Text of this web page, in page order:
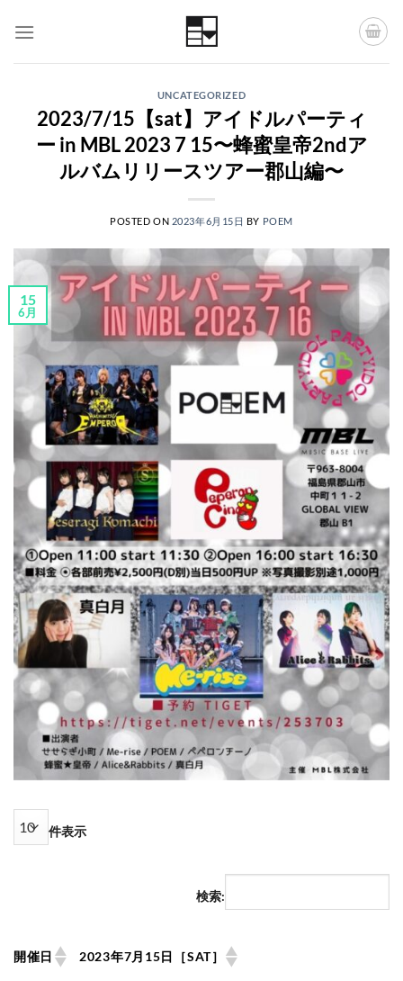
UNCATEGORIZED
2023/7/15【sat】アイドルパーティ
ー in MBL 2023 7 15〜蜂蜜皇帝2ndア
ルバムリリースツアー郡山編〜
POSTED ON 2023年6月15日 BY POEM
15
6月
件表示
検索:
開催日 2023年7月15日［SAT］